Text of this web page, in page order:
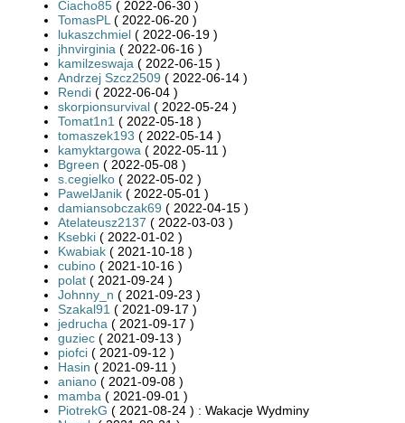
Ciacho85 ( 2022-06-30 )
TomasPL ( 2022-06-20 )
lukaszchmiel ( 2022-06-19 )
jhnvirginia ( 2022-06-16 )
kamilzeswaja ( 2022-06-15 )
Andrzej Szcz2509 ( 2022-06-14 )
Rendi ( 2022-06-04 )
skorpionsurvival ( 2022-05-24 )
Tomat1n1 ( 2022-05-18 )
tomaszek193 ( 2022-05-14 )
kamyktargowa ( 2022-05-11 )
Bgreen ( 2022-05-08 )
s.cegielko ( 2022-05-02 )
PawelJanik ( 2022-05-01 )
damiansobczak69 ( 2022-04-15 )
Atelateusz2137 ( 2022-03-03 )
Ksebki ( 2022-01-02 )
Kwabiak ( 2021-10-18 )
cubino ( 2021-10-16 )
polat ( 2021-09-24 )
Johnny_n ( 2021-09-23 )
Szakal91 ( 2021-09-17 )
jedrucha ( 2021-09-17 )
guziec ( 2021-09-13 )
piofci ( 2021-09-12 )
Hasin ( 2021-09-11 )
aniano ( 2021-09-08 )
mamba ( 2021-09-01 )
PiotrekG ( 2021-08-24 ) : Wakacje Wydminy